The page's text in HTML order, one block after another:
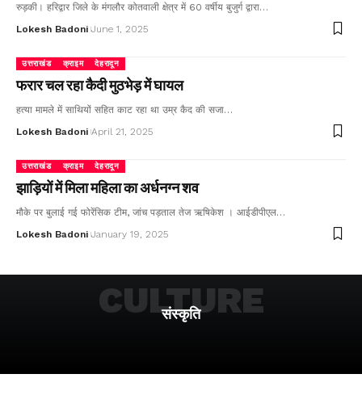
रुड़की। हरिद्वार जिले के मंगलौर कोतवाली क्षेत्र में 60 वर्षीय बुजुर्ग द्वारा…
Lokesh Badoni June 1, 2025
उत्तराखंड क्राइम देहरादून
फरार चल रहा कैदी मुठभेड़ में घायल
हत्या मामले में साथियों सहित काट रहा था उम्र कैद की सजा…
Lokesh Badoni April 21, 2025
उत्तराखंड क्राइम देहरादून
झाड़ियों में मिला महिला का अर्धनग्न शव
मौके पर बुलाई गई फोरेंसिक टीम, जांच पड़ताल तेज ऋषिकेश । आईडीपीएल…
Lokesh Badoni January 19, 2025
संस्कृति
CULTURE